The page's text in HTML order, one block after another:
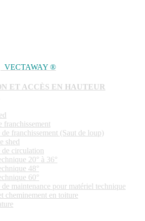
VECTAWAY ®
ET ACCÈS EN HAUTEUR
franchissement
de franchissement (Saut de loup)
shed
de circulation
20° à 36°
48°
60°
de maintenance pour matériel technique
cheminement en toiture